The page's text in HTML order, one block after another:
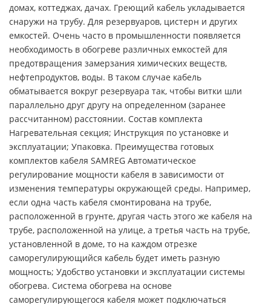
домах, коттеджах, дачах. Греющий кабель укладывается
снаружи на трубу. Для резервуаров, цистерн и других
емкостей. Очень часто в промышленности появляется
необходимость в обогреве различных емкостей для
предотвращения замерзания химических веществ,
нефтепродуктов, воды. В таком случае кабель
обматывается вокруг резервуара так, чтобы витки шли
параллельно друг другу на определенном (заранее
рассчитанном) расстоянии. Состав комплекта
Нагревательная секция; Инструкция по установке и
эксплуатации; Упаковка. Преимущества готовых
комплектов кабеля SAMREG Автоматическое
регулирование мощности кабеля в зависимости от
изменения температуры окружающей среды. Например,
если одна часть кабеля смонтирована на трубе,
расположенной в грунте, другая часть этого же кабеля на
трубе, расположенной на улице, а третья часть на трубе,
установленной в доме, то на каждом отрезке
саморегулирующийся кабель будет иметь разную
мощность; Удобство установки и эксплуатации системы
обогрева. Система обогрева на основе
саморегулирующегося кабеля может подключаться